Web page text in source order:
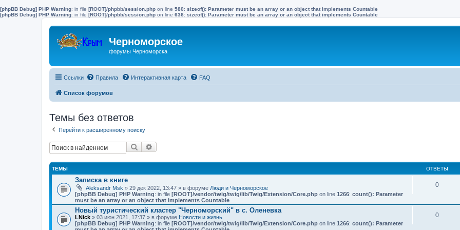
[phpBB Debug] PHP Warning: in file [ROOT]/phpbb/session.php on line 580: sizeof(): Parameter must be an array or an object that implements Countable
[phpBB Debug] PHP Warning: in file [ROOT]/phpbb/session.php on line 636: sizeof(): Parameter must be an array or an object that implements Countable
Черноморское
форумы Черноморска
Ссылки Правила Интерактивная карта FAQ
Список форумов
Темы без ответов
Перейти к расширенному поиску
Поиск
ТЕМЫ ОТВЕТЫ
Записка в книге
Aleksandr Msk » 29 дек 2022, 13:47 » в форуме Люди и Черноморское
[phpBB Debug] PHP Warning: in file [ROOT]/vendor/twig/twig/lib/Twig/Extension/Core.php on line 1266: count(): Parameter
must be an array or an object that implements Countable
0
Новый туристический кластер "Черноморский" в с. Оленевка
LNick » 03 июн 2021, 17:37 » в форуме Новости и жизнь
[phpBB Debug] PHP Warning: in file [ROOT]/vendor/twig/twig/lib/Twig/Extension/Core.php on line 1266: count(): Parameter
0